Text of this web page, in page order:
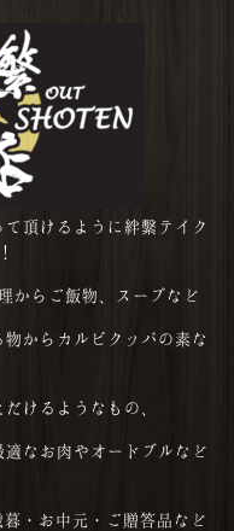
頂けるように絆繫テイク
からご飯物、スープなど
からカルビクッパの素な
けるようなもの、
なお肉やオードブルなど
・お中元・ご贈答品など